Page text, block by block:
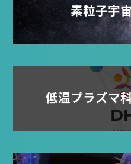
素粒子宇
低温プラズマ